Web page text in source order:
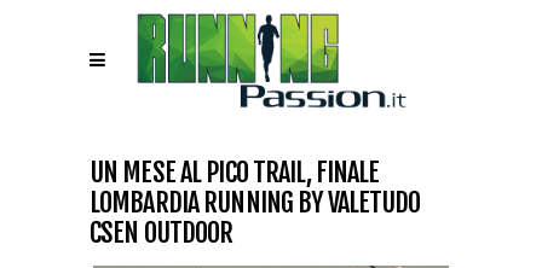
UN MESE AL PICO TRAIL, FINALE
LOMBARDIA RUNNING BY VALETUDO
CSEN OUTDOOR